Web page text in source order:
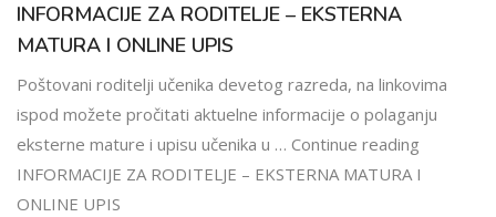
INFORMACIJE ZA RODITELJE – EKSTERNA
MATURA I ONLINE UPIS
Poštovani roditelji učenika devetog razreda, na linkovima
ispod možete pročitati aktuelne informacije o polaganju
eksterne mature i upisu učenika u … Continue reading
INFORMACIJE ZA RODITELJE – EKSTERNA MATURA I
ONLINE UPIS